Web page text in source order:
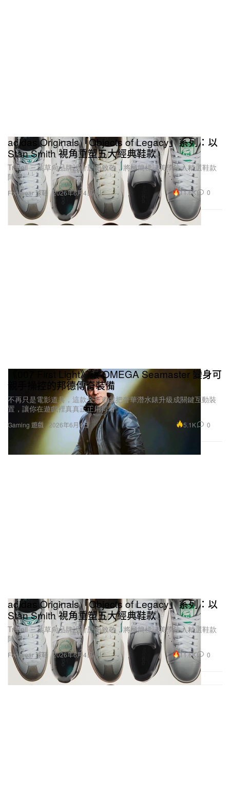
Footwear 球鞋
adidas Originals「Objects of Legacy」系列：以
Stan Smith 視角重塑五大經典鞋款
Trefoil 三葉草向品牌設計歷史致敬，將極簡標誌美學注入精選鞋款
陣容。
2026年6月4日 11.6K 0
Gaming 遊戲
《007 First Light》讓 OMEGA Seamaster 變身可
親手操控的邦德傳奇裝備
不再只是電影道具，這款全新遊戲把奢華潛水錶升級成關鍵互動裝
置，讓你在遊戲裡真真正正用得著。
2026年6月4日 5.1K 0
Footwear 球鞋
adidas Originals「Objects of Legacy」系列：以
Stan Smith 視角重塑五大經典鞋款
Trefoil 三葉草向品牌設計歷史致敬，將極簡標誌美學注入精選鞋款
陣容。
2026年6月4日 11.6K 0